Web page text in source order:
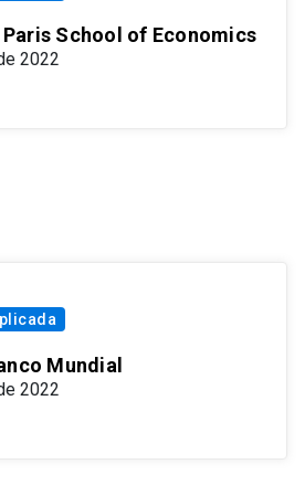
School of Economics
2022
Mundial
2022